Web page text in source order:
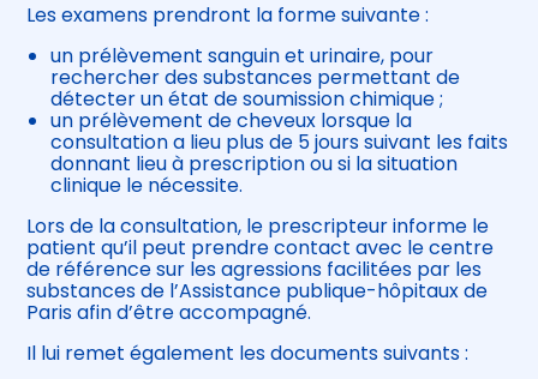
Les examens prendront la forme suivante :
un prélèvement sanguin et urinaire, pour
rechercher des substances permettant de
détecter un état de soumission chimique ;
un prélèvement de cheveux lorsque la
consultation a lieu plus de 5 jours suivant les faits
donnant lieu à prescription ou si la situation
clinique le nécessite.
Lors de la consultation, le prescripteur informe le
patient qu’il peut prendre contact avec le centre
de référence sur les agressions facilitées par les
substances de l’Assistance publique-hôpitaux de
Paris afin d’être accompagné.
Il lui remet également les documents suivants :